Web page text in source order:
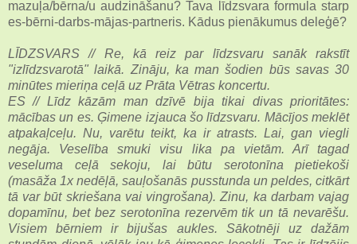
mazuļa/bērna/u audzināšanu? Tava līdzsvara formula starp
es-bērni-darbs-mājas-partneris. Kādus pienākumus deleģē?
LĪDZSVARS // Re, kā reiz par līdzsvaru sanāk rakstīt
"izlīdzsvarotā" laikā. Zināju, ka man šodien būs savas 30
minūtes mieriņa ceļā uz Prāta Vētras koncertu.
ES // Līdz kāzām man dzīvē bija tikai divas prioritātes:
mācības un es. Ģimene izjauca šo līdzsvaru. Mācījos meklēt
atpakaļceļu. Nu, varētu teikt, ka ir atrasts. Lai, gan viegli
negāja. Veselība smuki visu lika pa vietām. Arī tagad
veseluma ceļā sekoju, lai būtu serotonīna pietiekoši
(masāža 1x nedēļā, sauļošanās pusstunda un peldes, citkārt
tā var būt skriešana vai vingrošana). Zinu, ka darbam vajag
dopamīnu, bet bez serotonīna rezervēm tik un tā nevarēšu.
Visiem bērniem ir bijušas aukles. Sākotnēji uz dažām